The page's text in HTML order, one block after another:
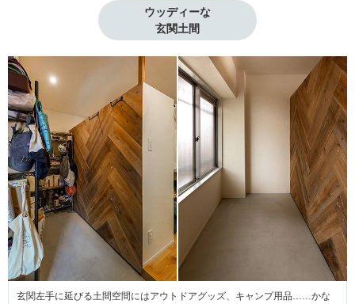
ウッディーな
玄関土間
玄関左手に延びる土間空間にはアウトドアグッズ、キャンプ用品……かな